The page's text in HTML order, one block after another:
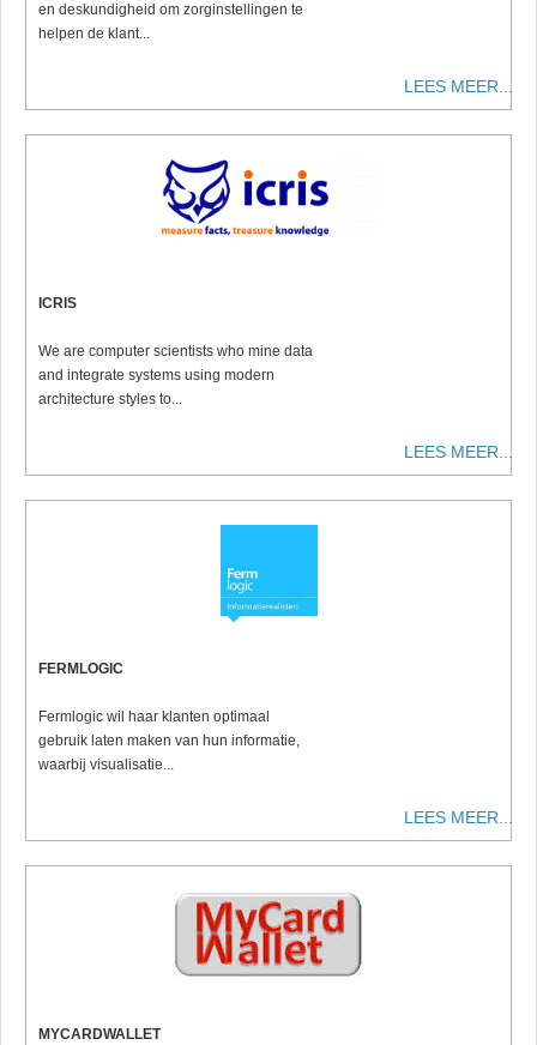
en deskundigheid om zorginstellingen te
helpen de klant...
LEES MEER...
ICRIS
We are computer scientists who mine data
and integrate systems using modern
architecture styles to...
LEES MEER...
FERMLOGIC
Fermlogic wil haar klanten optimaal
gebruik laten maken van hun informatie,
waarbij visualisatie...
LEES MEER...
MYCARDWALLET